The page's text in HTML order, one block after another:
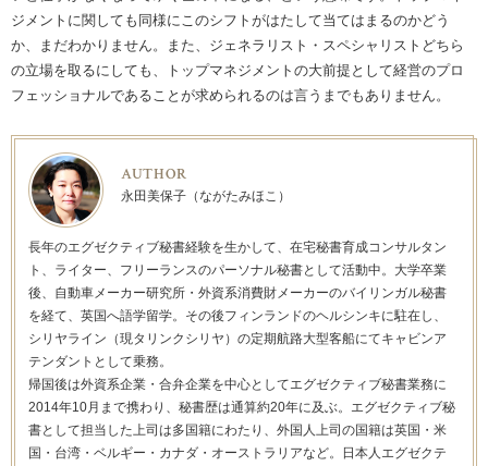
ジメントに関しても同様にこのシフトがはたして当てはまるのかどう
か、まだわかりません。また、ジェネラリスト・スペシャリストどちら
の立場を取るにしても、トップマネジメントの大前提として経営のプロ
フェッショナルであることが求められるのは言うまでもありません。
AUTHOR
永田美保子（ながたみほこ）
長年のエグゼクティブ秘書経験を生かして、在宅秘書育成コンサルタン
ト、ライター、フリーランスのパーソナル秘書として活動中。大学卒業
後、自動車メーカー研究所・外資系消費財メーカーのバイリンガル秘書
を経て、英国へ語学留学。その後フィンランドのヘルシンキに駐在し、
シリヤライン（現タリンクシリヤ）の定期航路大型客船にてキャビンア
テンダントとして乗務。
帰国後は外資系企業・合弁企業を中心としてエグゼクティブ秘書業務に
2014年10月まで携わり、秘書歴は通算約20年に及ぶ。エグゼクティブ秘
書として担当した上司は多国籍にわたり、外国人上司の国籍は英国・米
国・台湾・ベルギー・カナダ・オーストラリアなど。日本人エグゼクテ